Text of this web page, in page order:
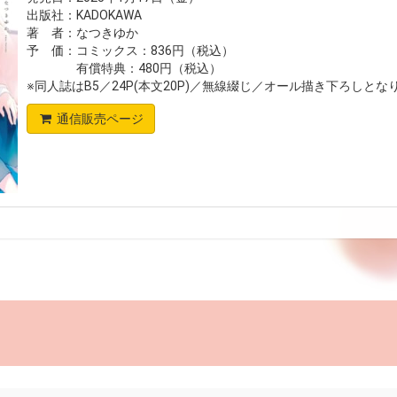
出版社：KADOKAWA
著 者：なつきゆか
予 価：コミックス：836円（税込）
有償特典：480円（税込）
※同人誌はB5／24P(本文20P)／無線綴じ／オール描き下ろしとな
通信販売ページ